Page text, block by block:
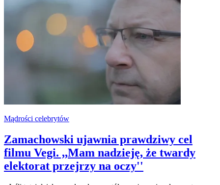
Mądrości celebrytów
Zamachowski ujawnia prawdziwy cel
filmu Vegi. ,,Mam nadzieję, że twardy
elektorat przejrzy na oczy''